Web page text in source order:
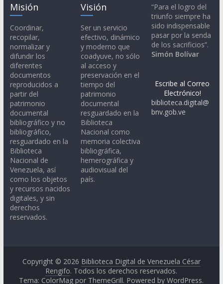
Misión
Coordinar,
recopilar,
normalizar y
difundir los
diferentes
documentos
reproducidos a
partir del
patrimonio
documental
bibliográfico y no
bibliográfico,
resguardado en la
Biblioteca
Nacional de
Venezuela, así
como los objetos
y recursos nacidos
digitales, y sin
derechos
reservados.
Visión
Ser un servicio
efectivo, dinámico
y moderno que
coadyuve, no sólo
al acceso y
preservación en el
tiempo del
patrimonio
documental
resguardado en la
Biblioteca
Nacional como
memoria colectiva
bibliográfica,
hemerográfica y
audiovisual del
país.
“Para el logro del
triunfo siempre ha
sido indispensable
pasar por la senda
de los sacrificios”.
Simón Bolívar
Escribe al Correo
Electrónico!
biblioteca.digital@
bnv.gob.ve
Copyright © 2026 Biblioteca Digital de Venezuela César
Rengifo. Todos los derechos reservados.
Tema: ColorMag por ThemeGrill. Powered byWordPress.